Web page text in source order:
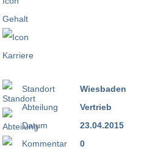
Standort
Abteilung
Datum
Kommentar
Wiesbaden
Vertrieb
23.04.2015
0